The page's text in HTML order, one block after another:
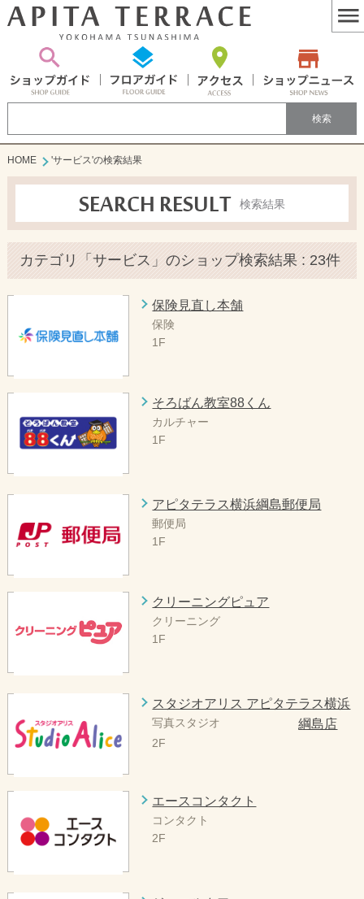
HOME 'サービス'の検索結果
SEARCH RESULT 検索結果
カテゴリ「サービス」のショップ検索結果 : 23件
保険見直し本舗
保険
1F
そろばん教室88くん
カルチャー
1F
アピタテラス横浜綱島郵便局
郵便局
1F
クリーニングピュア
クリーニング
1F
スタジオアリス アピタテラス横浜
綱島店
写真スタジオ
2F
エースコンタクト
コンタクト
2F